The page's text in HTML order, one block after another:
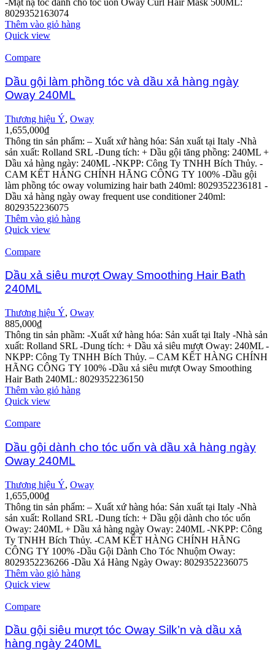
-Mặt nạ tóc dành cho tóc uốn Oway Curl Hair Mask 500ML:
8029352163074
Thêm vào giỏ hàng
Quick view
Compare
Dầu gội làm phồng tóc và dầu xả hàng ngày
Oway 240ML
Thương hiệu Ý, Oway
1,655,000₫
Thông tin sản phẩm: – Xuất xứ hàng hóa: Sản xuất tại Italy -Nhà
sản xuất: Rolland SRL -Dung tích: + Dầu gội tăng phồng: 240ML +
Dầu xả hàng ngày: 240ML -NKPP: Công Ty TNHH Bích Thủy. -
CAM KẾT HÀNG CHÍNH HÃNG CÔNG TY 100% -Dầu gội
làm phồng tóc oway volumizing hair bath 240ml: 8029352236181 -
Dầu xả hàng ngày oway frequent use conditioner 240ml:
8029352236075
Thêm vào giỏ hàng
Quick view
Compare
Dầu xả siêu mượt Oway Smoothing Hair Bath
240ML
Thương hiệu Ý, Oway
885,000₫
Thông tin sản phầm: -Xuất xứ hàng hóa: Sản xuất tại Italy -Nhà sản
xuất: Rolland SRL -Dung tích: + Dầu xả siêu mượt Oway: 240ML -
NKPP: Công Ty TNHH Bích Thủy. – CAM KẾT HÀNG CHÍNH
HÃNG CÔNG TY 100% -Dầu xả siêu mượt Oway Smoothing
Hair Bath 240ML: 8029352236150
Thêm vào giỏ hàng
Quick view
Compare
Dầu gội dành cho tóc uốn và dầu xả hàng ngày
Oway 240ML
Thương hiệu Ý, Oway
1,655,000₫
Thông tin sản phẩm: – Xuất xứ hàng hóa: Sản xuất tại Italy -Nhà
sản xuất: Rolland SRL -Dung tích: + Dầu gội dành cho tóc uốn
Oway: 240ML + Dầu xả hàng ngày Oway: 240ML -NKPP: Công
Ty TNHH Bích Thủy. -CAM KẾT HÀNG CHÍNH HÃNG
CÔNG TY 100% -Dầu Gội Dành Cho Tóc Nhuộm Oway:
8029352236266 -Dầu Xả Hàng Ngày Oway: 8029352236075
Thêm vào giỏ hàng
Quick view
Compare
Dầu gội siêu mượt tóc Oway Silk’n và dầu xả
hàng ngày 240ML